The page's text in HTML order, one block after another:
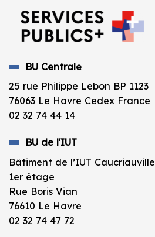
BU Centrale
25 rue Philippe Lebon BP 1123
76063 Le Havre Cedex France
02 32 74 44 14
BU de l'IUT
Bâtiment de l’IUT Caucriauville
1er étage
Rue Boris Vian
76610 Le Havre
02 32 74 47 72